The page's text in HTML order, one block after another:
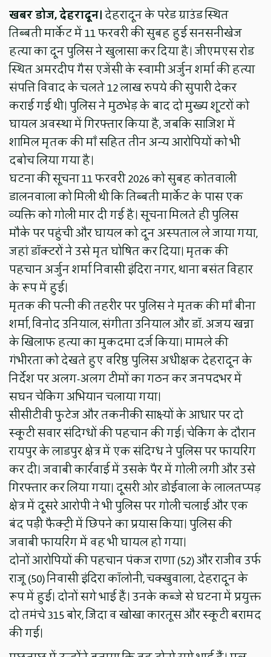
खबर डोज, देहरादून।देहरादून के परेड ग्राउंड स्थित
तिब्बती मार्केट में 11 फरवरी की सुबह हुई सनसनीखेज
हत्या का दून पुलिस ने खुलासा कर दिया है। जीएमएस रोड
स्थित अमरदीप गैस एजेंसी के स्वामी अर्जुन शर्मा की हत्या
संपत्ति विवाद के चलते 12 लाख रुपये की सुपारी देकर
कराई गई थी। पुलिस ने मुठभेड़ के बाद दो मुख्य शूटरों को
घायल अवस्था में गिरफ्तार किया है, जबकि साजिश में
शामिल मृतक की माँ सहित तीन अन्य आरोपियों को भी
दबोच लिया गया है।
घटना की सूचना 11 फरवरी 2026 को सुबह कोतवाली
डालनवाला को मिली थी कि तिब्बती मार्केट के पास एक
व्यक्ति को गोली मार दी गई है। सूचना मिलते ही पुलिस
मौके पर पहुंची और घायल को दून अस्पताल ले जाया गया,
जहां डॉक्टरों ने उसे मृत घोषित कर दिया। मृतक की
पहचान अर्जुन शर्मा निवासी इंदिरा नगर, थाना बसंत विहार
के रूप में हुई।
मृतक की पत्नी की तहरीर पर पुलिस ने मृतक की माँ बीना
शर्मा, विनोद उनियाल, संगीता उनियाल और डॉ. अजय खन्ना
के खिलाफ हत्या का मुकदमा दर्ज किया। मामले की
गंभीरता को देखते हुए वरिष्ठ पुलिस अधीक्षक देहरादून के
निर्देश पर अलग-अलग टीमों का गठन कर जनपदभर में
सघन चेकिंग अभियान चलाया गया।
सीसीटीवी फुटेज और तकनीकी साक्ष्यों के आधार पर दो
स्कूटी सवार संदिग्धों की पहचान की गई। चेकिंग के दौरान
रायपुर के लाडपुर क्षेत्र में एक संदिग्ध ने पुलिस पर फायरिंग
कर दी। जवाबी कार्रवाई में उसके पैर में गोली लगी और उसे
गिरफ्तार कर लिया गया। दूसरी ओर डोईवाला के लालतप्पड़
क्षेत्र में दूसरे आरोपी ने भी पुलिस पर गोली चलाई और एक
बंद पड़ी फैक्ट्री में छिपने का प्रयास किया। पुलिस की
जवाबी फायरिंग में वह भी घायल हो गया।
दोनों आरोपियों की पहचान पंकज राणा (52) और राजीव उर्फ
राजू (50) निवासी इंदिरा कॉलोनी, चक्खुवाला, देहरादून के
रूप में हुई। दोनों सगे भाई हैं। उनके कब्जे से घटना में प्रयुक्त
दो तमंचे 315 बोर, जिंदा व खोखा कारतूस और स्कूटी बरामद
की गई।